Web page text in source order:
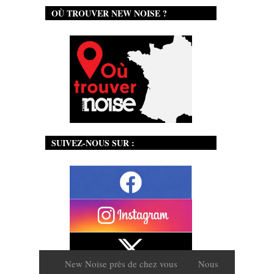
OÙ TROUVER NEW NOISE ?
SUIVEZ-NOUS SUR :
New Noise près de chez vous
Nous